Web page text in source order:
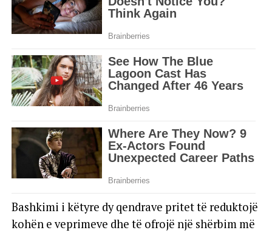
Bashkimi i këtyre dy qendrave pritet të reduktojë
kohën e veprimeve dhe të ofrojë një shërbim më